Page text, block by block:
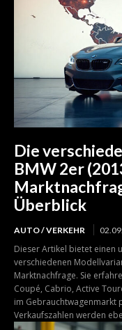
Die
BMW 2er
Überblick
AUTO / VERKEHR
Dieser Artikel bietet einen
verschiedenen
Marktnachfrage. Sie
Coupé, Cabrio, Active
im Gebrauchtwagenmarkt
Verkaufszahlen werden